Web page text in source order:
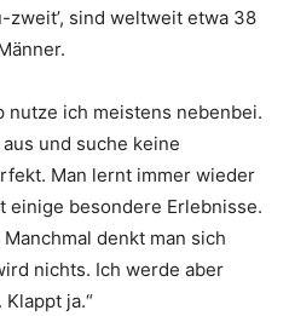
zweit’, sind weltweit etwa 38
nutze ich meistens nebenbei.
und suche keine
Man lernt immer wieder
einige besondere Erlebnisse.
denkt man sich
nichts. Ich werde aber
ja.“